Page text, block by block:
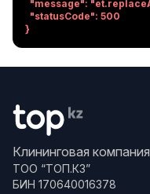
}
Клининговая компания
ТОО “ТОП.КЗ”
БИН 170640016378